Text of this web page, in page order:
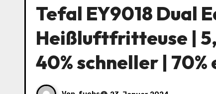
Tefal EY9018 Dual
Heißluftfritteuse |
40% schneller |